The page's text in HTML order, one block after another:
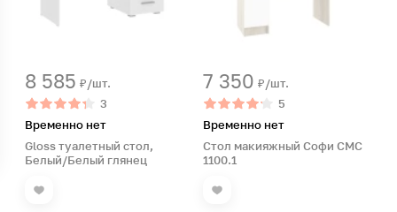
8 585 ₽/шт.
3
Временно нет
Gloss туалетный стол,
Белый/Белый глянец
7 350 ₽/шт.
5
Временно нет
Стол макияжный Софи СМС
1100.1